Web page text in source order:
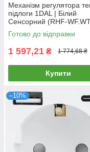
Механізм регулятора
підлоги 1DAL | Білий
Сенсорний (RHF-
Готово до відправки
1 597,21 ₴ 1 774,68 ₴
Купити
–10%